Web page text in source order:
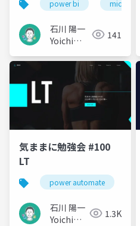
power bi
石川 陽一
Yoichi
141
気ままに勉強会 #100
LT
power automate
石川 陽一
Yoichi
1.3K